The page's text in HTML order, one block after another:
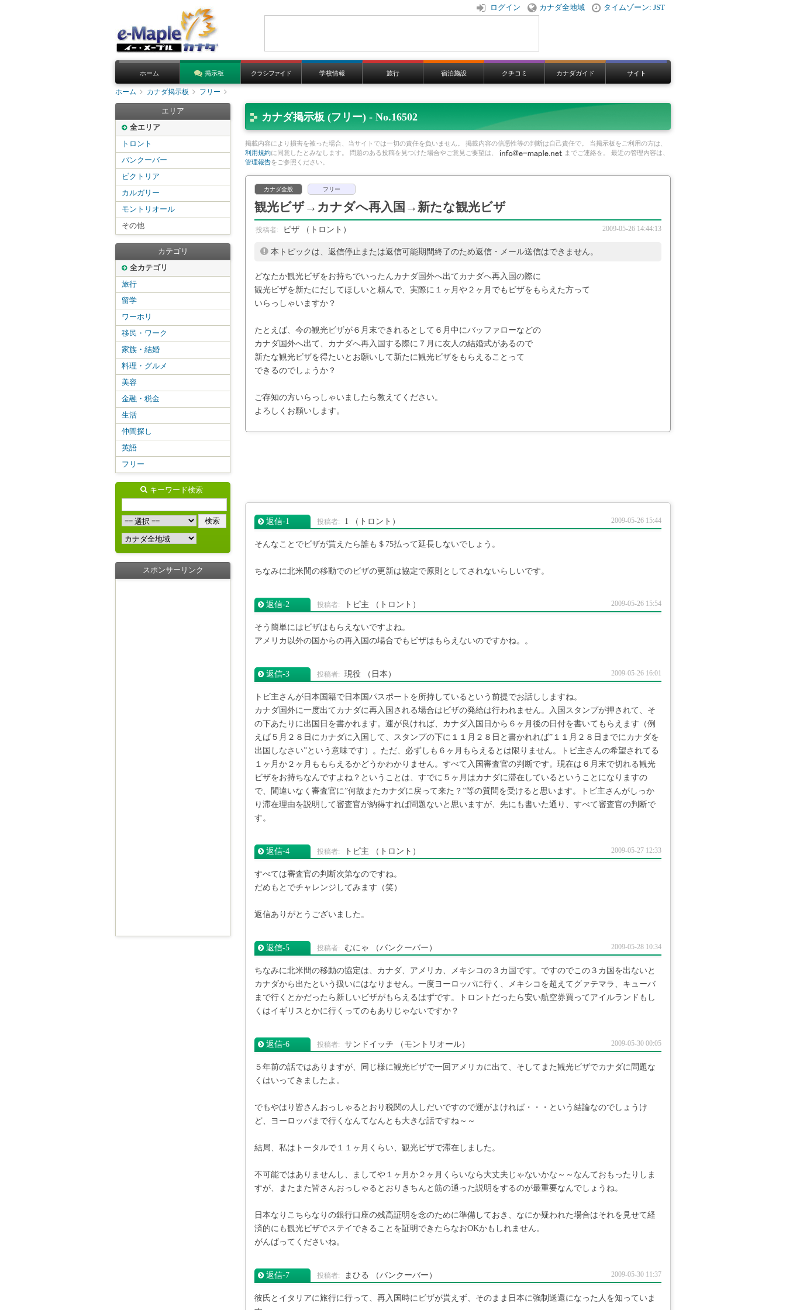
ログイン カナダ全地域 タイムゾーン: JST
ホーム 掲示板 クラシファイド 学校情報 旅行 宿泊施設 クチコミ カナダガイド サイト
ホーム カナダ掲示板 フリー
カナダ掲示板 (フリー) - No.16502
掲載内容により損害を被った場合、当サイトでは一切の責任を負いません。 掲載内容の信憑性等の判断は自己責任で。 当掲示板をご利用の方は、
利用規約に同意したとみなします。 問題のある投稿を見つけた場合やご意見ご要望は、
までご連絡を。 最近の管理内容は、
管理報告をご参照ください。
カナダ全般 フリー
観光ビザ→カナダへ再入国→新たな観光ビザ
ビザ （トロント） 2009-05-26 14:44:13
本トピックは、返信停止または返信可能期間終了のため返信・メール送信はできません。
どなたか観光ビザをお持ちでいったんカナダ国外へ出てカナダへ再入国の際に
観光ビザを新たにだしてほしいと頼んで、実際に１ヶ月や２ヶ月でもビザをもらえた方って
いらっしゃいますか？
たとえば、今の観光ビザが６月末できれるとして６月中にバッファローなどの
カナダ国外へ出て、カナダへ再入国する際に７月に友人の結婚式があるので
新たな観光ビザを得たいとお願いして新たに観光ビザをもらえることって
できるのでしょうか？
ご存知の方いらっしゃいましたら教えてください。
よろしくお願いします。
返信‐1 1 （トロント） 2009-05-26 15:44
そんなことでビザが貰えたら誰も＄75払って延長しないでしょう。
ちなみに北米間の移動でのビザの更新は協定で原則としてされないらしいです。
返信‐2 トピ主 （トロント） 2009-05-26 15:54
そう簡単にはビザはもらえないですよね。
アメリカ以外の国からの再入国の場合でもビザはもらえないのですかね。。
返信‐3 現役 （日本） 2009-05-26 16:01
トビ主さんが日本国籍で日本国パスポートを所持しているという前提でお話ししますね。
カナダ国外に一度出てカナダに再入国される場合はビザの発給は行われません。入国スタンプが押されて、そ
の下あたりに出国日を書かれます。運が良ければ、カナダ入国日から６ヶ月後の日付を書いてもらえます（例
えば５月２８日にカナダに入国して、スタンプの下に１１月２８日と書かれれば”１１月２８日までにカナダを
出国しなさい”という意味です）。ただ、必ずしも６ヶ月もらえるとは限りません。トビ主さんの希望されてる
１ヶ月か２ヶ月ももらえるかどうかわかりません。すべて入国審査官の判断です。現在は６月末で切れる観光
ビザをお持ちなんですよね？ということは、すでに５ヶ月はカナダに滞在しているということになりますの
で、間違いなく審査官に”何故またカナダに戻って来た？”等の質問を受けると思います。トビ主さんがしっか
り滞在理由を説明して審査官が納得すれば問題ないと思いますが、先にも書いた通り、すべて審査官の判断で
す。
返信‐4 トピ主 （トロント） 2009-05-27 12:33
すべては審査官の判断次第なのですね。
だめもとでチャレンジしてみます（笑）
返信ありがとうございました。
返信‐5 むにゃ （バンクーバー） 2009-05-28 10:34
ちなみに北米間の移動の協定は、カナダ、アメリカ、メキシコの３カ国です。ですのでこの３カ国を出ないと
カナダから出たという扱いにはなりません。一度ヨーロッパに行く、メキシコを超えてグァテマラ、キューバ
まで行くとかだったら新しいビザがもらえるはずです。トロントだったら安い航空券買ってアイルランドもし
くはイギリスとかに行くってのもありじゃないですか？
返信‐6 サンドイッチ （モントリオール） 2009-05-30 00:05
５年前の話ではありますが、同じ様に観光ビザで一回アメリカに出て、そしてまた観光ビザでカナダに問題な
くはいってきましたよ。
でもやはり皆さんおっしゃるとおり税関の人しだいですので運がよければ・・・という結論なのでしょうけ
ど、ヨーロッパまで行くなんてなんとも大きな話ですね～～
結局、私はトータルで１１ヶ月くらい、観光ビザで滞在しました。
不可能ではありませんし、ましてや１ヶ月か２ヶ月くらいなら大丈夫じゃないかな～～なんておもったりしま
すが、またまた皆さんおっしゃるとおりきちんと筋の通った説明をするのが最重要なんでしょうね。
日本なりこちらなりの銀行口座の残高証明を念のために準備しておき、なにか疑われた場合はそれを見せて経
済的にも観光ビザでステイできることを証明できたらなおOKかもしれません。
がんばってくださいね。
返信‐7 まひる （バンクーバー） 2009-05-30 11:37
彼氏とイタリアに旅行に行って、再入国時にビザが貰えず、そのまま日本に強制送還になった人を知っていま
エリア
全エリア
トロント
バンクーバー
ビクトリア
カルガリー
モントリオール
その他
カテゴリ
全カテゴリ
旅行
留学
ワーホリ
移民・ワーク
家族・結婚
料理・グルメ
美容
金融・税金
生活
仲間探し
英語
フリー
キーワード検索
スポンサーリンク